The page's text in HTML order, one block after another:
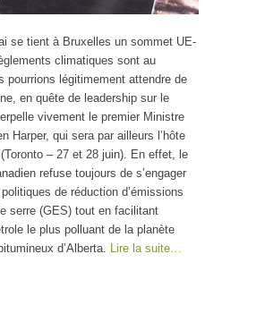
se tient à Bruxelles un sommet UE-
climatiques sont au
pourrions légitimement attendre de
en quête de leadership sur le
vivement le premier Ministre
Harper, qui sera par ailleurs l’hôte
– 27 et 28 juin). En effet, le
refuse toujours de s’engager
de réduction d’émissions
serre (GES) tout en facilitant
le plus polluant de la planète
d’Alberta. Lire la suite…